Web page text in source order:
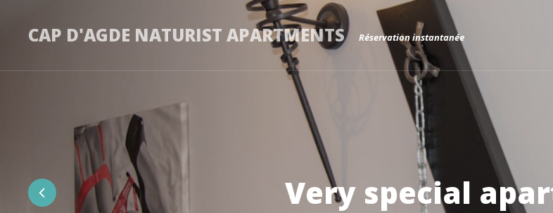
Very special apartments
CAP D'AGDE NATURIST APARTMENTS Réservation instantanée